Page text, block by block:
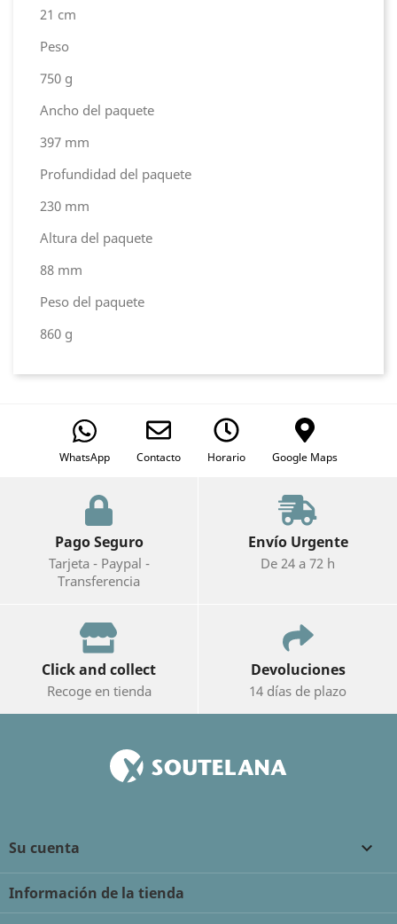
21 cm
Peso
750 g
Ancho del paquete
397 mm
Profundidad del paquete
230 mm
Altura del paquete
88 mm
Peso del paquete
860 g
WhatsApp Contacto Horario Google Maps
Pago Seguro
Tarjeta - Paypal -
Transferencia
Envío Urgente
De 24 a 72 h
Click and collect
Recoge en tienda
Devoluciones
14 días de plazo
Su cuenta 
Información de la tienda